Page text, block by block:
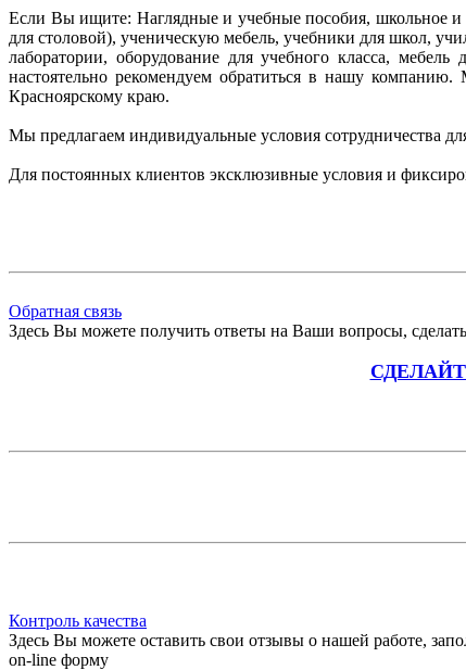
Если Вы ищите: Наглядные и учебные пособия, школьное и
для столовой), ученическую мебель, учебники для школ,
лаборатории, оборудование для учебного класса,
настоятельно рекомендуем обратиться в нашу
Красноярскому краю.
Мы предлагаем индивидуальные условия сотрудничества
Для постоянных клиентов эксклюзивные условия и
Обратная связь
Здесь Вы можете получить ответы на Ваши вопросы,
Контроль качества
Здесь Вы можете оставить свои отзывы о нашей работе,
on-line форму